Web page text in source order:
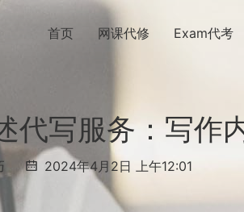
首页 网课代修 Exam代考
代写服务：写作
2024年4月2日 上午12:01